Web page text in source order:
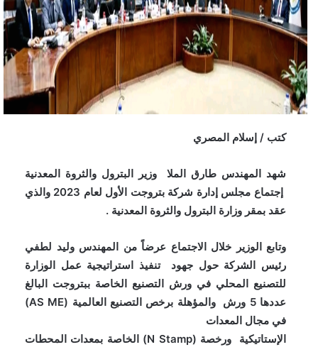
كتب / إسلام المصري
شهد المهندس طارق الملا وزير البترول والثروة المعدنية
إجتماع مجلس إدارة شركة بتروجت الأول لعام 2023 والذي
عقد بمقر وزارة البترول والثروة المعدنية .
وتابع الوزير خلال الاجتماع عرضاً من المهندس وليد لطفي
رئيس الشركة حول جهود تنفيذ استراتيجية عمل الوزارة
للتصنيع المحلي في ورش التصنيع الخاصة ببتروجت البالغ
عددها 5 ورش والمؤهلة برخص التصنيع العالمية (AS ME)
في مجال المعدات
الإستاتيكية ورخصة (N Stamp) الخاصة بمعدات المحطات